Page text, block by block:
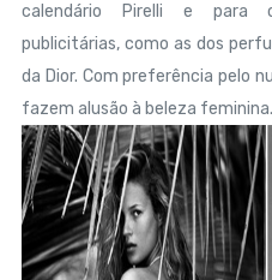
calendário Pirelli e para
publicitárias, como as dos
da Dior. Com preferência pelo
fazem alusão à beleza feminina.